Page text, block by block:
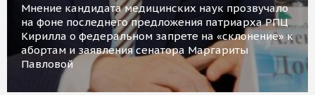
Мнение кандидата медицинских наук прозвучало
на фоне последнего предложения патриарха РПЦ
Кирилла о федеральном запрете на «склонение» к
абортам и заявления сенатора Маргариты
Павловой